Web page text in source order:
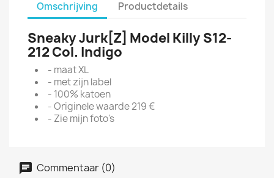
Omschrijving Productdetails
Sneaky Jurk[Z] Model Killy S12-
212 Col. Indigo
- maat XL
- met zijn label
- 100% katoen
- Originele waarde 219 €
- Zie mijn foto's
Commentaar (0)